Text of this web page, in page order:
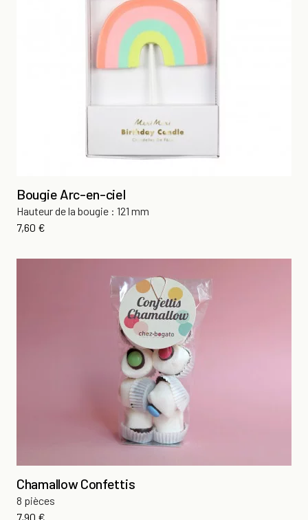
Bougie Arc-en-ciel
Hauteur de la bougie : 121 mm
Prix
7,60 €
Chamallow Confettis
8 pièces
Prix
7,90 €